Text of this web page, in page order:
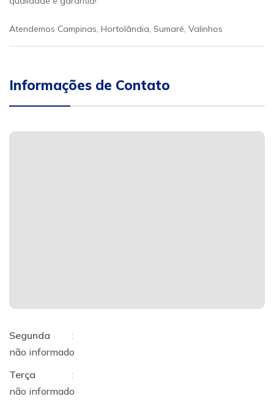
Atendemos Campinas, Hortolândia, Sumaré, Valinhos
Informações de Contato
Segunda
:
não informado
Terça
:
não informado